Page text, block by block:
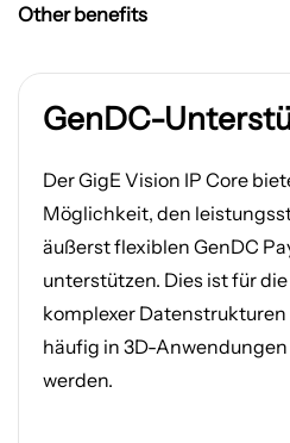
Other benefits
GenDC-
Der GigE Vision IP Core
Möglichkeit, den
äußerst flexiblen GenDC
unterstützen. Dies ist für
komplexer Datenstrukturen
häufig in 3D-
werden.